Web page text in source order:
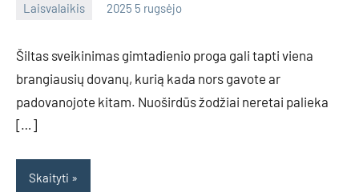
Laisvalaikis 2025 5 rugsėjo
Šiltas sveikinimas gimtadienio proga gali tapti viena
brangiausių dovanų, kurią kada nors gavote ar
padovanojote kitam. Nuoširdūs žodžiai neretai palieka
[…]
Skaityti